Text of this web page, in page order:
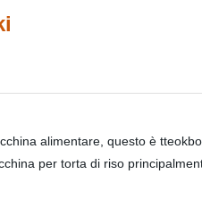
alimentare, questo è
per torta di riso